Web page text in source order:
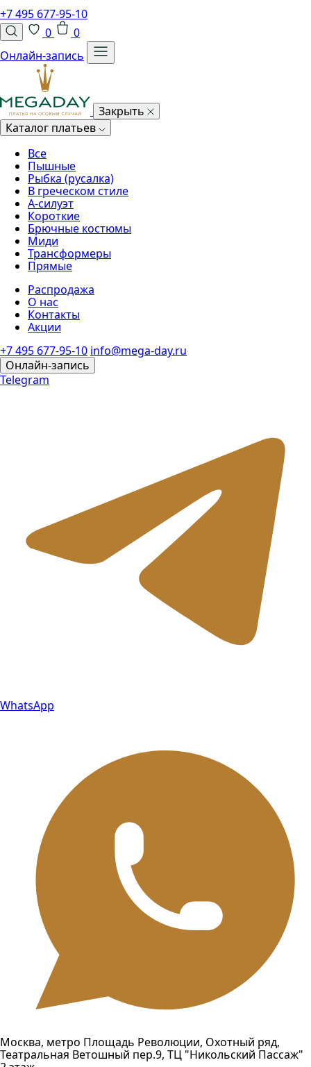
+7 495 677-95-10
0
0
Онлайн-запись
Закрыть
Каталог платьев
Все
Пышные
Рыбка (русалка)
В греческом стиле
А-силуэт
Короткие
Брючные костюмы
Миди
Трансформеры
Прямые
Распродажа
О нас
Контакты
Акции
+7 495 677-95-10 info@mega-day.ru
Онлайн-запись
Telegram
WhatsApp
Москва, метро Площадь Революции, Охотный ряд,
Театральная Ветошный пер.9, ТЦ "Никольский Пассаж"